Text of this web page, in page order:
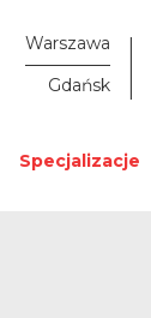
Warszawa
Gdańsk
|
Specjalizacje